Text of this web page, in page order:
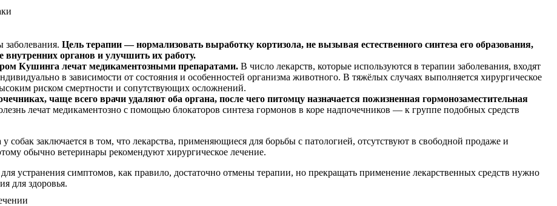
Цель терапии — нормализовать выработку кортизола, не вызывая естественного синтеза его образования,
органов и улучшить их работу.
Кушинга лечат медикаментозными препаратами. В число лекарств, которые используются в терапии заболевания, входят
в зависимости от состояния и особенностей организма животного. В тяжёлых случаях выполняется хирургическое
риском смертности и сопутствующих осложнений.
чаще всего врачи удаляют оба органа, после чего питомцу назначается пожизненная гормонозаместительная
лечат медикаментозно с помощью блокаторов синтеза гормонов в коре надпочечников — к группе подобных средств
заключается в том, что лекарства, применяющиеся для борьбы с патологией, отсутствуют в свободной продаже и
обычно ветеринары рекомендуют хирургическое лечение.
устранения симптомов, как правило, достаточно отмены терапии, но прекращать применение лекарственных средств нужно
для здоровья.